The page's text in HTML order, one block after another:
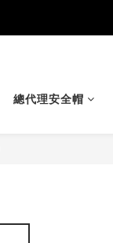
總代理安全帽